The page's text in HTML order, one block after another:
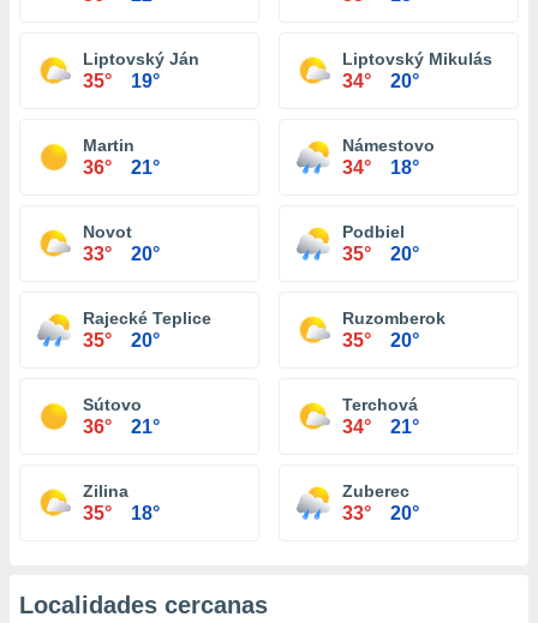
Liptovský Ján
35° 19°
Liptovský Mikulás
34° 20°
Martin
36° 21°
Námestovo
34° 18°
Novot
33° 20°
Podbiel
35° 20°
Rajecké Teplice
35° 20°
Ruzomberok
35° 20°
Sútovo
36° 21°
Terchová
34° 21°
Zilina
35° 18°
Zuberec
33° 20°
Localidades cercanas